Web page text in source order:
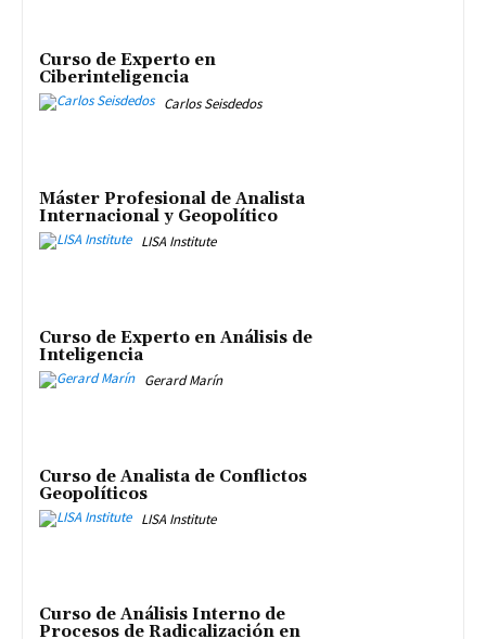
Curso de Experto en
Ciberinteligencia
Carlos Seisdedos
Máster Profesional de Analista
Internacional y Geopolítico
LISA Institute
Curso de Experto en Análisis de
Inteligencia
Gerard Marín
Curso de Analista de Conflictos
Geopolíticos
LISA Institute
Curso de Análisis Interno de
Procesos de Radicalización en